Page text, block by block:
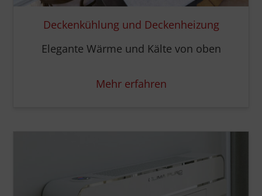
Deckenkühlung und Deckenheizung
Elegante Wärme und Kälte von oben
Mehr erfahren